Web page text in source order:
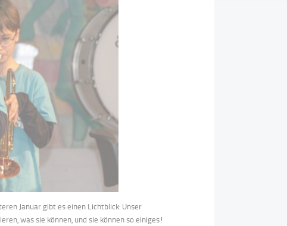
Januar gibt es einen Lichtblick: Unser
was sie können, und sie können so einiges!